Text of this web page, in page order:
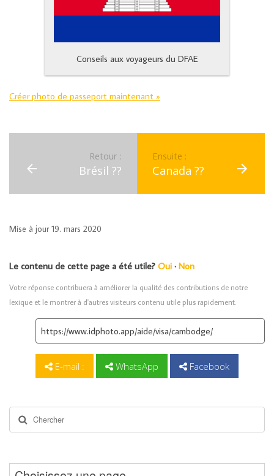
Conseils aux voyageurs du DFAE
Créer photo de passeport maintenant »
Retour :
Brésil ??
Ensuite :
Canada ??
Mise à jour 19. mars 2020
Le contenu de cette page a été utile? Oui · Non
Votre réponse contribuera à améliorer la qualité des contributions de notre
lexique et le montrer à d'autres visiteurs contenu utile plus rapidement.
E-mail : WhatsApp Facebook
Rechercher